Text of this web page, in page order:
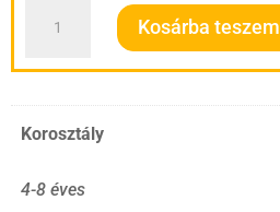
mennyiség
Kosárba teszem
Korosztály
4-8 éves